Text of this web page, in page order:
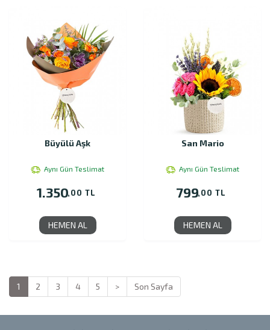
Büyülü Aşk
Aynı Gün Teslimat
1.350,00 TL
HEMEN AL
San Mario
Aynı Gün Teslimat
799,00 TL
HEMEN AL
1 2 3 4 5 > Son Sayfa